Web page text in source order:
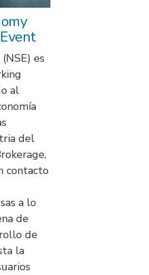
es
al
del
contacto
a lo
de
de
la